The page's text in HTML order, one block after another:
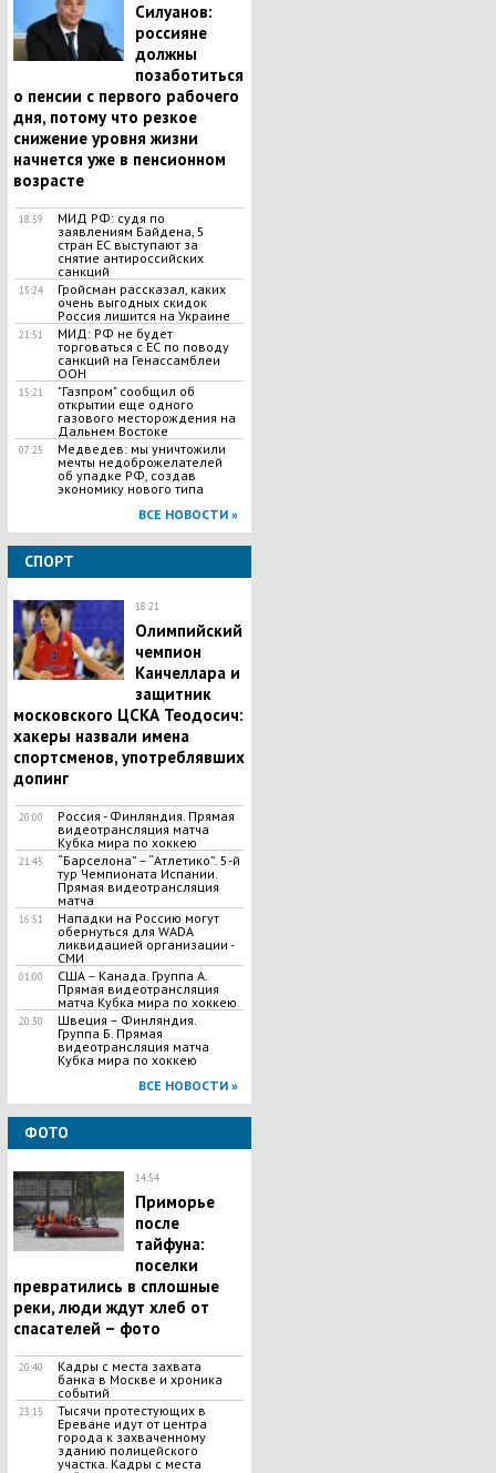
Силуанов:
россияне
должны
позаботиться
о пенсии с первого рабочего
дня, потому что резкое
снижение уровня жизни
начнется уже в пенсионном
возрасте
18:59
МИД РФ: судя по
заявлениям Байдена, 5
стран ЕС выступают за
снятие антироссийских
санкций
15:24
Гройсман рассказал, каких
очень выгодных скидок
Россия лишится на Украине
21:51
МИД: РФ не будет
торговаться с ЕС по поводу
санкций на Генассамблеи
ООН
15:21
"Газпром" сообщил об
открытии еще одного
газового месторождения на
Дальнем Востоке
07:25
Медведев: мы уничтожили
мечты недоброжелателей
об упадке РФ, создав
экономику нового типа
ВСЕ НОВОСТИ »
СПОРТ
18:21
Олимпийский
чемпион
Канчеллара и
защитник
московского ЦСКА Теодосич:
хакеры назвали имена
спортсменов, употреблявших
допинг
20:00
Россия - Финляндия. Прямая
видеотрансляция матча
Кубка мира по хоккею
21:45
“Барселона” – “Атлетико”. 5-й
тур Чемпионата Испании.
Прямая видеотрансляция
матча
16:51
Нападки на Россию могут
обернуться для WADA
ликвидацией организации -
СМИ
01:00
США – Канада. Группа А.
Прямая видеотрансляция
матча Кубка мира по хоккею
20:30
Швеция – Финляндия.
Группа Б. Прямая
видеотрансляция матча
Кубка мира по хоккею
ВСЕ НОВОСТИ »
ФОТО
14:54
Приморье
после
тайфуна:
поселки
превратились в сплошные
реки, люди ждут хлеб от
спасателей – фото
20:40
Кадры с места захвата
банка в Москве и хроника
событий
23:15
Тысячи протестующих в
Ереване идут от центра
города к захваченному
зданию полицейского
участка. Кадры с места